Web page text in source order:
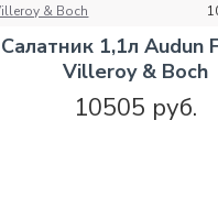
& Boch
Салатник 1,1л Audun
Villeroy & Boch
10505 руб.